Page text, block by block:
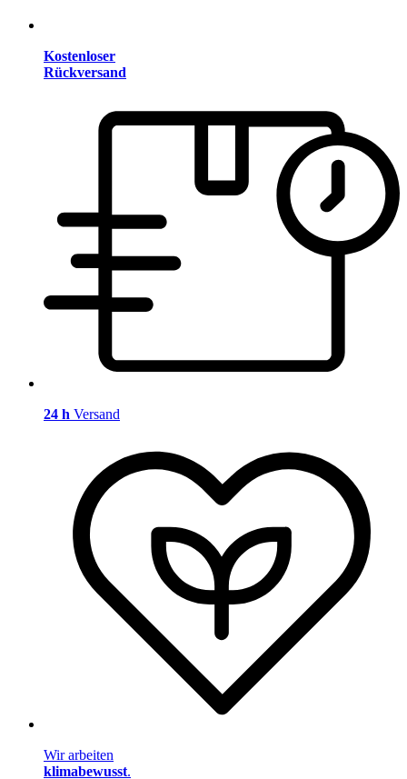
Kostenloser
Rückversand
24 h Versand
Wir arbeiten
klimabewusst.